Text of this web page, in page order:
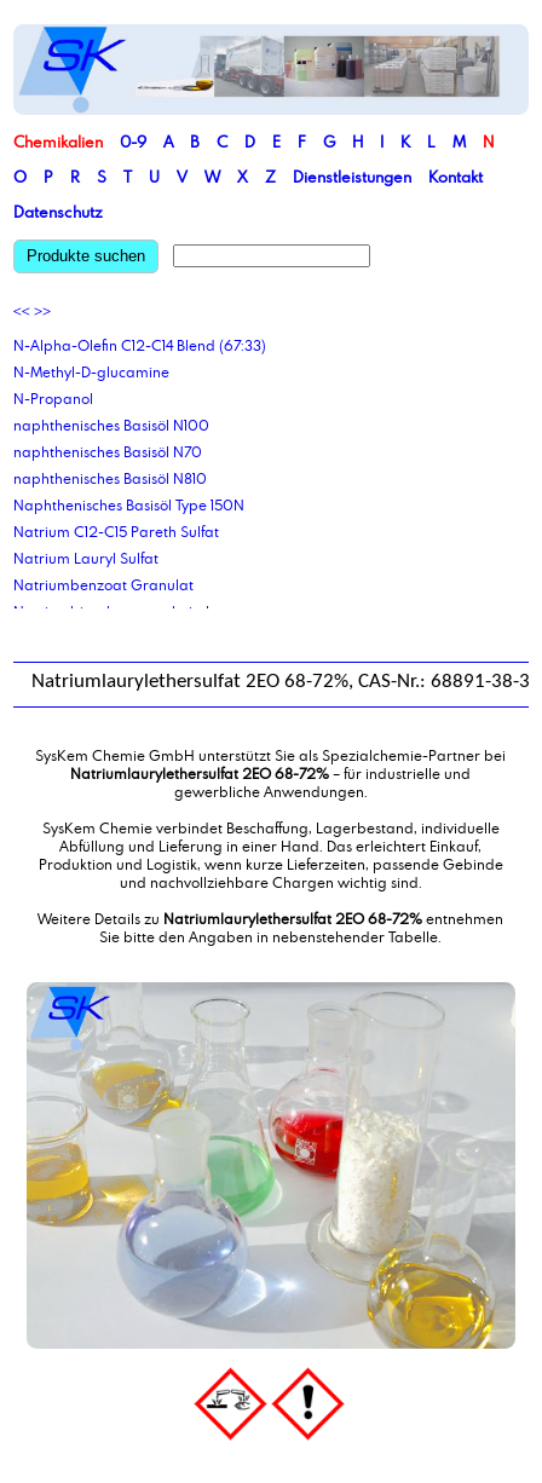
Chemikalien 0-9 A B C D E F G H I K L M
N
O
P R S T U V W X Z Dienstleistungen
Kontakt
Datenschutz
Produkte suchen
<< >>
N-Alpha-Olefin C12-C14 Blend (67:33)
N-Methyl-D-glucamine
N-Propanol
naphthenisches Basisöl N100
naphthenisches Basisöl N70
naphthenisches Basisöl N810
Naphthenisches Basisöl Type 150N
Natrium C12-C15 Pareth Sulfat
Natrium Lauryl Sulfat
Natriumbenzoat Granulat
Natriumbicarbonat technisch
Natriumcarbonat, Soda schwer
Natriumcumolsulfonat 96 %
Natriumgluconat-Lösung 35 %
Natriumlaurylethersulfat 2EO 68-72%
Natriumlaurylethersulfat 70 %
Natriummolybdat Dihydrat
Natronwasserglas 37/40 BE
Neopentylglykol
Nitrobenzolsulfonsäure, Na-Salz, Granulat
Natriumlaurylethersulfat 2EO 68-72%, CAS-Nr.: 68891-38-3
SysKem Chemie GmbH unterstützt Sie als Spezialchemie-Partner bei
Natriumlaurylethersulfat 2EO 68-72%– für industrielle und
gewerbliche Anwendungen.
SysKem Chemie verbindet Beschaffung, Lagerbestand, individuelle
Abfüllung und Lieferung in einer Hand. Das erleichtert Einkauf,
Produktion und Logistik, wenn kurze Lieferzeiten, passende Gebinde
und nachvollziehbare Chargen wichtig sind.
Weitere Details zu Natriumlaurylethersulfat 2EO 68-72%entnehmen
Sie bitte den Angaben in nebenstehender Tabelle.